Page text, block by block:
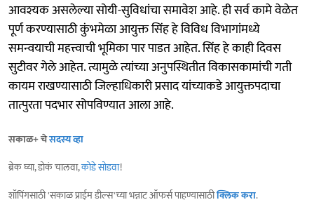
आवश्यक असलेल्या सोयी-सुविधांचा समावेश आहे. ही सर्व कामे वेळेत
पूर्ण करण्यासाठी कुंभमेळा आयुक्त सिंह हे विविध विभागांमध्ये
समन्वयाची महत्त्वाची भूमिका पार पाडत आहेत. सिंह हे काही दिवस
सुटीवर गेले आहेत. त्यामुळे त्यांच्या अनुपस्थितीत विकासकामांची गती
कायम राखण्यासाठी जिल्हाधिकारी प्रसाद यांच्याकडे आयुक्तपदाचा
तात्पुरता पदभार सोपविण्यात आला आहे.
सकाळ+ चेसदस्य व्हा
ब्रेक घ्या, डोकं चालवा,कोडे सोडवा!
शॉपिंगसाठी 'सकाळ प्राईम डील्स'च्या भन्नाट ऑफर्स पाहण्यासाठीक्लिक करा.